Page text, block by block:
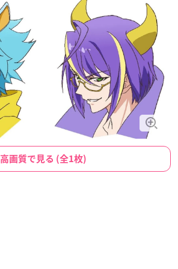
高画質で見る (全1枚)